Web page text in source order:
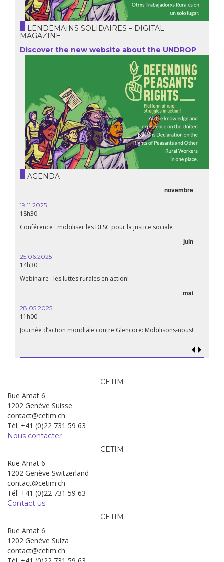
LENDEMAINS SOLIDAIRES – DIGITAL
MAGAZINE
Discover the new website about the UNDROP
AGENDA
novembre
19.11.2025
18h30
Conférence : mobiliser les DESC pour la justice sociale
juin
25.06.2025
14h30
Webinaire : les luttes rurales en action!
mai
28.05.2025
11h00
Journée d’action mondiale contre Glencore: Mobilisons-nous!
CETIM
Rue Amat 6
1202 Genève Suisse
contact@cetim.ch
Tél. +41 (0)22 731 59 63
Nous contacter
CETIM
Rue Amat 6
1202 Genève Switzerland
contact@cetim.ch
Tél. +41 (0)22 731 59 63
Contact us
CETIM
Rue Amat 6
1202 Genève Suiza
contact@cetim.ch